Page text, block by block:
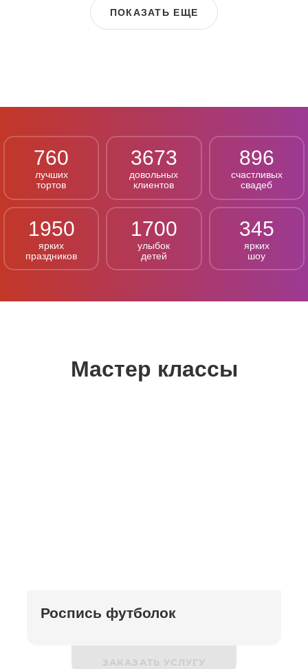
ПОКАЗАТЬ ЕЩЕ
760
лучших
тортов
3673
довольных
клиентов
896
счастливых
свадеб
1950
ярких
праздников
1700
улыбок
детей
345
ярких
шоу
Мастер классы
Роспись футболок
ЗАКАЗАТЬ УСЛУГУ